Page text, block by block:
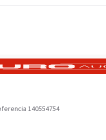
140554754